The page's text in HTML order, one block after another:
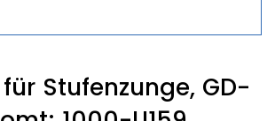
Stufenzunge, GD-